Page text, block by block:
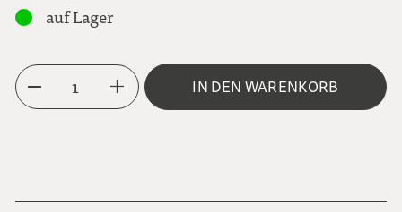
auf Lager
1 IN DEN WARENKORB